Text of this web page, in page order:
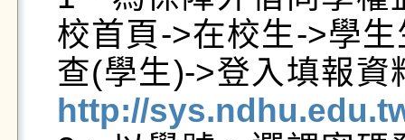
校首頁->在校生->學
查(學生)->登入填報
http://